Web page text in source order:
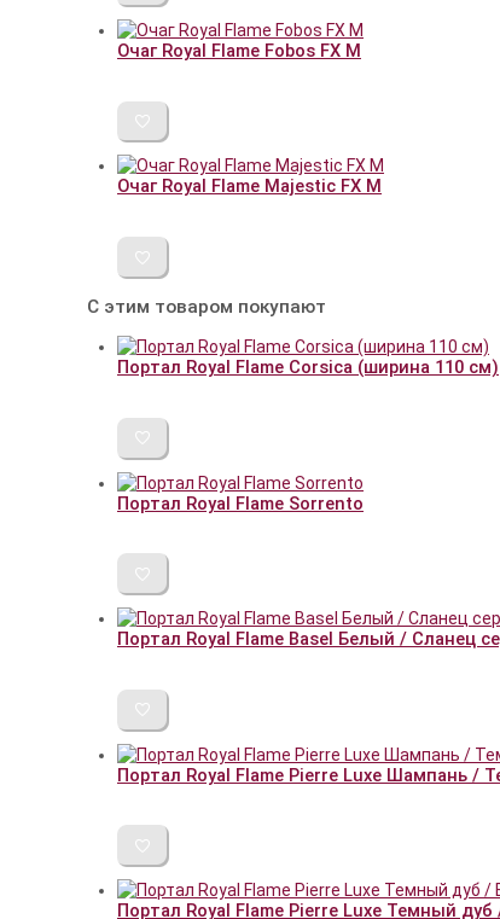
Очаг Royal Flame Fobos FX M
Очаг Royal Flame Majestic FX M
С этим товаром покупают
Портал Royal Flame Corsica (ширина 110 см)
Портал Royal Flame Sorrento
Портал Royal Flame Basel Белый / Сланец
Портал Royal Flame Pierre Luxe Шампань /
Портал Royal Flame Pierre Luxe Темный